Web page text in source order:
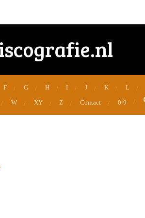
F G H I J K L
W XY Z Contact 0-9
.